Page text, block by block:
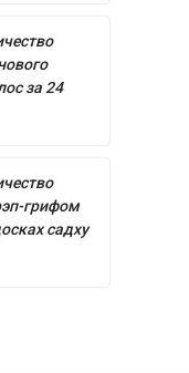
за 24
грифом
садху